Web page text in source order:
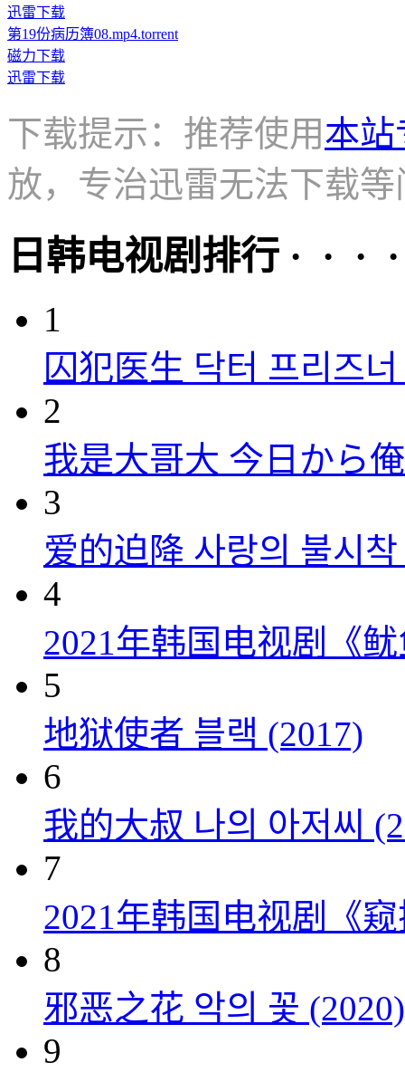
迅雷下载
第19份病历簿08.mp4.torrent
磁力下载
迅雷下载
下载提示：推荐使用本站
放，专治迅雷无法下载等
日韩电视剧排行 · · ·
1
囚犯医生 닥터 프리즈
2
我是大哥大 今日から
3
爱的迫降 사랑의 불시
4
2021年韩国电视剧《
5
地狱使者 블랙 (2017)
6
我的大叔 나의 아저씨
7
2021年韩国电视剧《
8
邪恶之花 악의 꽃 (2020)
9